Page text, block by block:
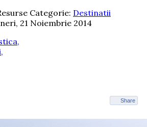
Categorie: Destinatii
21 Noiembrie 2014
Share